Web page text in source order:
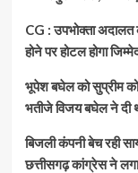
CG : उपभोक्ता
होने पर होटल होगा
भूपेश बघेल को सुप्रीम
भतीजे विजय बघेल ने दी
बिजली कंपनी बेच रही
छत्तीसगढ़ कांग्रेस ने